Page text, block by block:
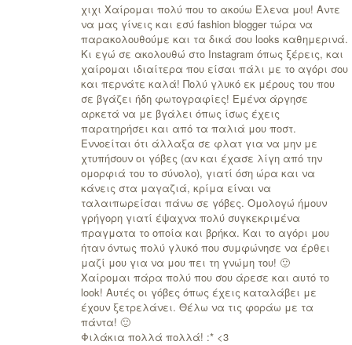
χιχι Χαίρομαι πολύ που το ακούω Έλενα μου! Αντε
να μας γίνεις και εσύ fashion blogger τώρα να
παρακολουθούμε και τα δικά σου looks καθημερινά.
Kι εγώ σε ακολουθώ στο Instagram όπως ξέρεις, και
χαίρομαι ιδιαίτερα που είσαι πάλι με το αγόρι σου
και περνάτε καλά! Πολύ γλυκό εκ μέρους του που
σε βγάζει ήδη φωτογραφίες! Εμένα άργησε
αρκετά να με βγάλει όπως ίσως έχεις
παρατηρήσει και από τα παλιά μου ποστ.
Εννοείται ότι άλλαξα σε φλατ για να μην με
χτυπήσουν οι γόβες (αν και έχασε λίγη από την
ομορφιά του το σύνολο), γιατί όση ώρα και να
κάνεις στα μαγαζιά, κρίμα είναι να
ταλαιπωρείσαι πάνω σε γόβες. Ομολογώ ήμουν
γρήγορη γιατί έψαχνα πολύ συγκεκριμένα
πραγματα το οποία και βρήκα. Και το αγόρι μου
ήταν όντως πολύ γλυκό που συμφώνησε να έρθει
μαζί μου για να μου πει τη γνώμη του! 🙂
Χαίρομαι πάρα πολύ που σου άρεσε και αυτό το
look! Αυτές οι γόβες όπως έχεις καταλάβει με
έχουν ξετρελάνει. Θέλω να τις φοράω με τα
πάντα! 🙂
Φιλάκια πολλά πολλά! :* <3